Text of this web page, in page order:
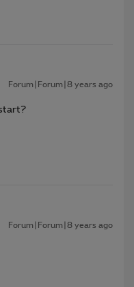
Forum|Forum|8 years ago
Forum|Forum|8 years ago